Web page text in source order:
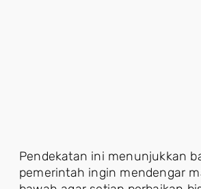
Pendekatan ini menunjukkan
pemerintah ingin mendengar